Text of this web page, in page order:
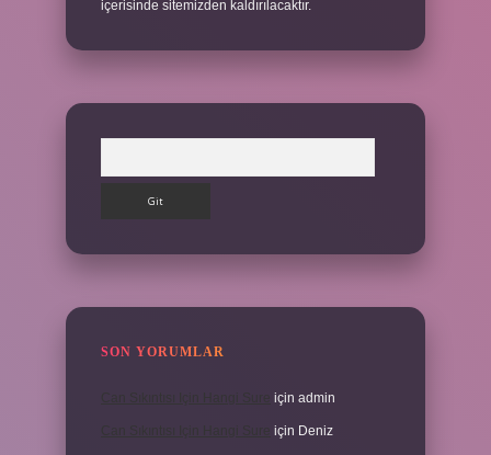
içerisinde sitemizden kaldırılacaktır.
SON YORUMLAR
için admin
için Deniz